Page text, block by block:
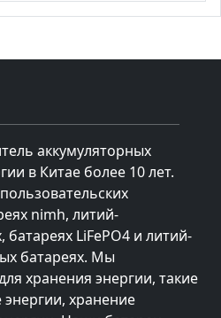
аккумуляторных
в Китае более 10 лет.
nimh, литий-
LiFePO4 и литий-
батареях. Мы
хранения энергии, такие
хранение